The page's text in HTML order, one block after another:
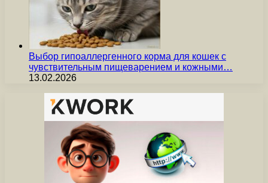
Выбор гипоаллергенного корма для кошек с
чувствительным пищеварением и кожными…
13.02.2026